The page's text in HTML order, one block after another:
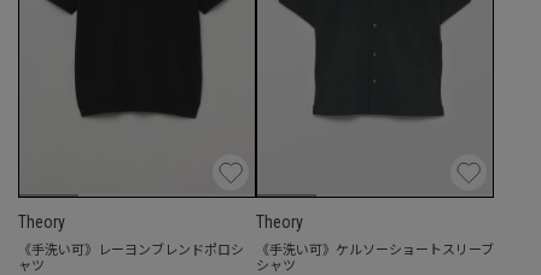
Theory
《手洗い可》レーヨンブレンドポロシ
ャツ
Theory
《手洗い可》ケルソーショートスリーブ
シャツ